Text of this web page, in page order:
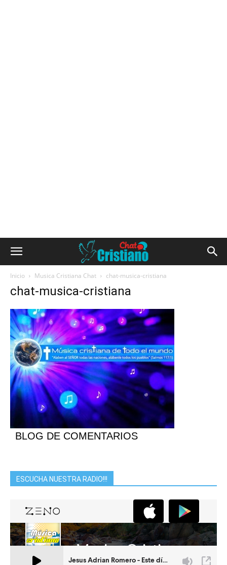
Inicio Musica Cristiana Chat chat-musica-cristiana
chat-musica-cristiana
BLOG DE COMENTARIOS
ESCUCHA NUESTRA RADIO!!!